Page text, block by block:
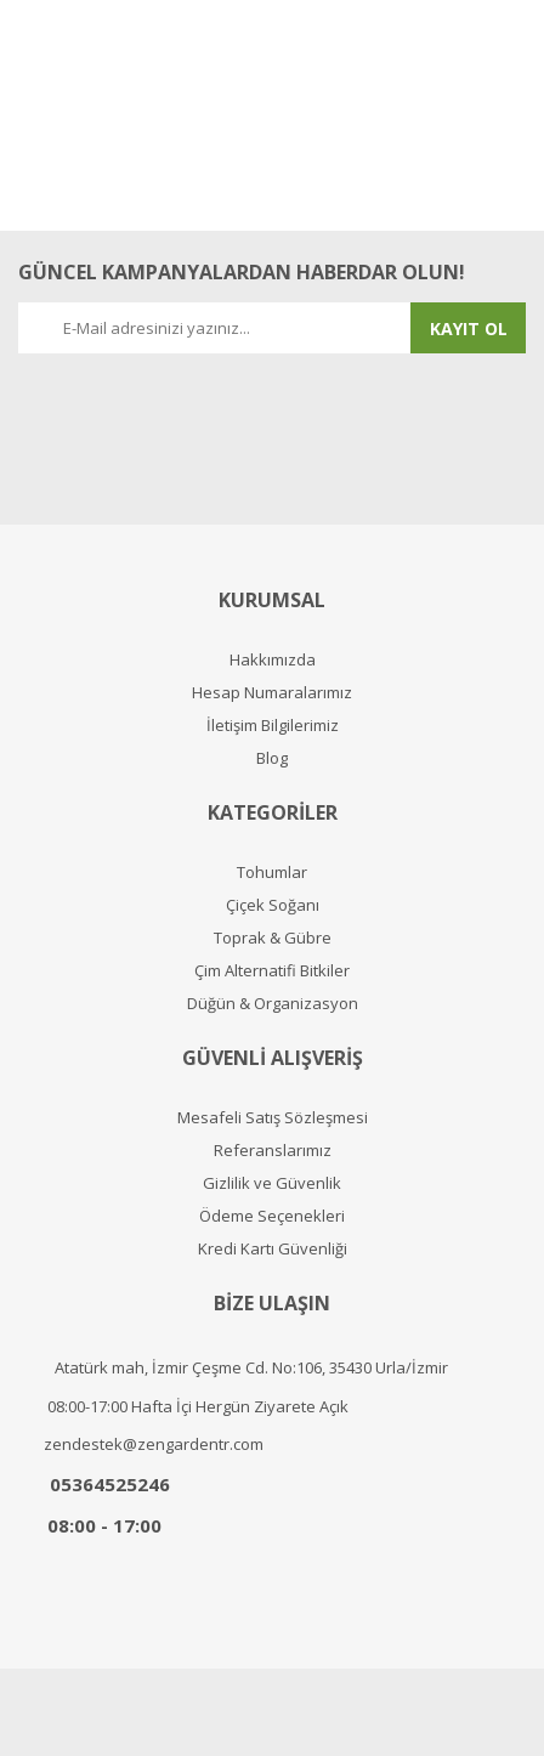
GÜNCEL KAMPANYALARDAN HABERDAR OLUN!
KAYIT OL
KURUMSAL
Hakkımızda
Hesap Numaralarımız
İletişim Bilgilerimiz
Blog
KATEGORİLER
Tohumlar
Çiçek Soğanı
Toprak & Gübre
Çim Alternatifi Bitkiler
Düğün & Organizasyon
GÜVENLİ ALIŞVERİŞ
Mesafeli Satış Sözleşmesi
Referanslarımız
Gizlilik ve Güvenlik
Ödeme Seçenekleri
Kredi Kartı Güvenliği
BİZE ULAŞIN
Atatürk mah, İzmir Çeşme Cd. No:106, 35430 Urla/İzmir
08:00-17:00 Hafta İçi Hergün Ziyarete Açık
zendestek@zengardentr.com
05364525246
08:00 - 17:00